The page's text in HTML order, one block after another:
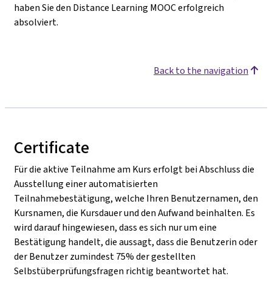
haben Sie den Distance Learning MOOC erfolgreich
absolviert.
Back to the navigation
Certificate
Für die aktive Teilnahme am Kurs erfolgt bei Abschluss die
Ausstellung einer automatisierten
Teilnahmebestätigung, welche Ihren Benutzernamen, den
Kursnamen, die Kursdauer und den Aufwand beinhalten. Es
wird darauf hingewiesen, dass es sich nur um eine
Bestätigung handelt, die aussagt, dass die Benutzerin oder
der Benutzer zumindest 75% der gestellten
Selbstüberprüfungsfragen richtig beantwortet hat.